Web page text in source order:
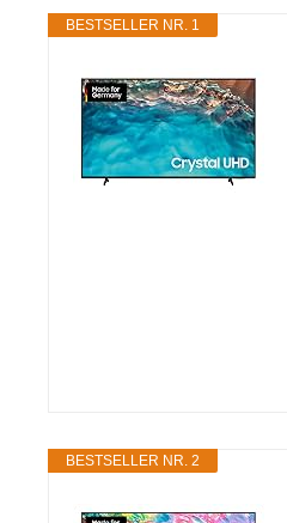
BESTSELLER NR. 1
BESTSELLER NR. 2